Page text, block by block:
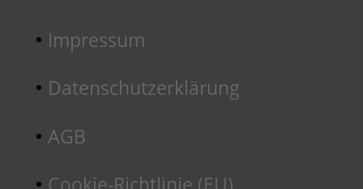
Impressum
Datenschutzerklärung
AGB